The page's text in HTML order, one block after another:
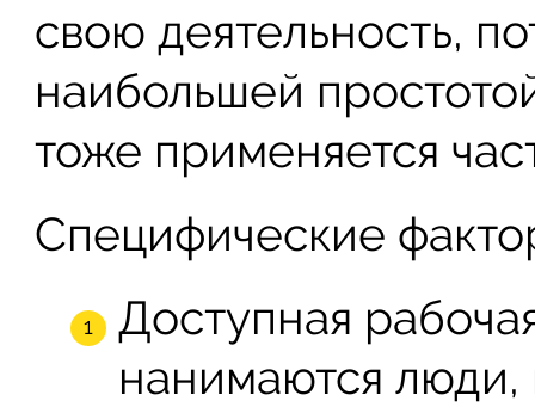
свою деятельность,
наибольшей
тоже применяется
Специфические
Доступная
нанимаются